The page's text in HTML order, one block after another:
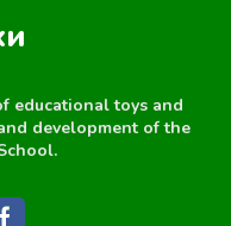
educational toys and
development of the